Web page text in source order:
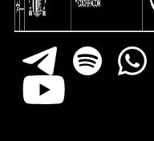
TelegramSpotify
Youtube